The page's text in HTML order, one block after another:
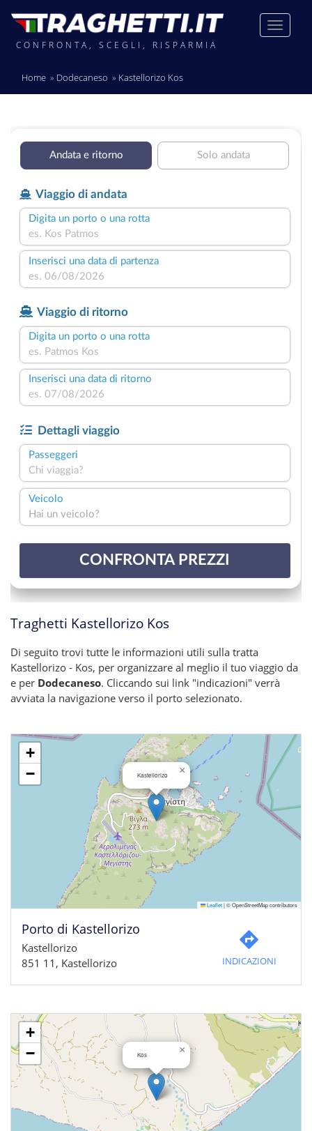
CONFRONTA, SCEGLI, RISPARMIA
Home Dodecaneso Kastellorizo Kos
Traghetti Kastellorizo Kos
Di seguito trovi tutte le informazioni utili sulla tratta
Kastellorizo - Kos, per organizzare al meglio il tuo viaggio da
e per Dodecaneso. Cliccando sui link "indicazioni" verrà
avviata la navigazione verso il porto selezionato.
Kastellorizo ×
+
−
Leaflet|© OpenStreetMap contributors
Porto di Kastellorizo
Kastellorizo
851 11, Kastellorizo
INDICAZIONI
Kos ×
+
−